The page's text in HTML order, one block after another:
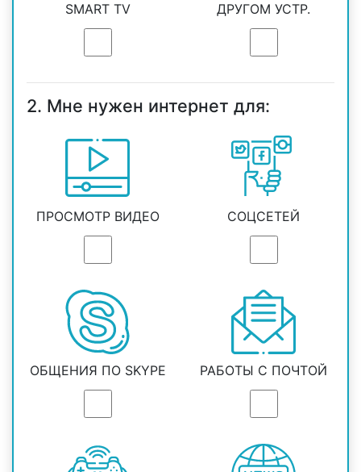
SMART TV ДРУГОМ УСТР.
2. Мне нужен интернет для:
ПРОСМОТР ВИДЕО СОЦСЕТЕЙ
ОБЩЕНИЯ ПО SKYPE РАБОТЫ С ПОЧТОЙ